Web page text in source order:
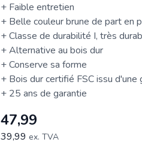
+ Faible entretien
+ Belle couleur brune de part en
+ Classe de durabilité I, très
+ Alternative au bois dur
+ Conserve sa forme
+ Bois dur certifié FSCissu d'une
+ 25 ans de garantie
47,99
39,99 ex. TVA